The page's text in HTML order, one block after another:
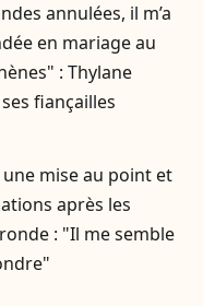
annulées, il m’a
en mariage au
: Thylane
fiançailles
mise au point et
après les
: "Il me semble